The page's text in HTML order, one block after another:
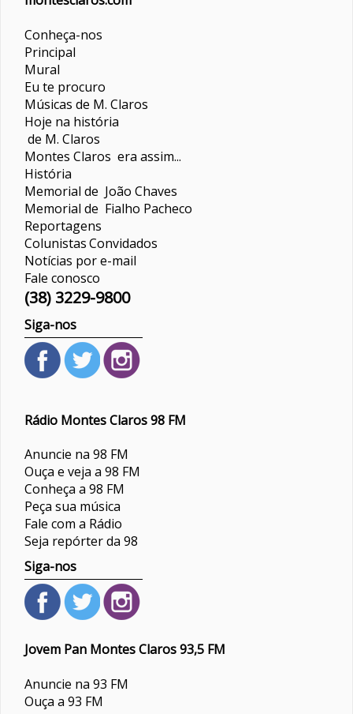
Conheça-nos
Principal
Mural
Eu te procuro
Músicas de M. Claros
Hoje na história
de M. Claros
Montes Claros era assim...
História
Memorial de João Chaves
Memorial de Fialho Pacheco
Reportagens
ColunistasConvidados
Notícias por e-mail
Fale conosco
(38) 3229-9800
Siga-nos
Rádio Montes Claros 98 FM
Anuncie na 98 FM
Ouça e veja a 98 FM
Conheça a 98 FM
Peça sua música
Fale com a Rádio
Seja repórter da 98
Siga-nos
Jovem Pan Montes Claros 93,5 FM
Anuncie na 93 FM
Ouça a 93 FM